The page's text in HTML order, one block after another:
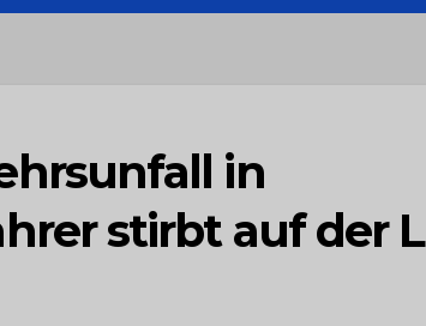
in
stirbt auf der L